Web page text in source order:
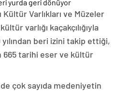
Varlıkları ve Müzeler
varlığı kaçakçılığıyla
beri izini takip ettiği,
665 tarihi eser ve kültür
çok sayıda medeniyetin